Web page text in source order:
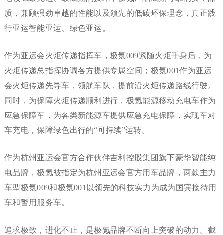
质，兼顾强劲卓越的性能以及领先的低碳环保理念，真正践
行亚运智能亚运、绿色亚运。
作为亚运会火炬传递指挥车，极氪009紧随火炬手身后，为
火炬传递总指挥协调各方提供专属空间；极氪001作为亚运
会火炬传递先导车，领航车队，提前沿火炬传递路线行驶。
同时，为保障火炬传递顺利进行，极氪能源移动充电车作为
应急保障车，为各类新能源车提供应急充电保障，实现车对
车充电，保障绿色出行的“可持续”运转。
作为杭州亚运会官方合作伙伴吉利控股集团旗下豪华智能纯
电品牌，极氪被指定为杭州亚运会官方用车品牌，两款主力
车型极氪009和极氪001以领先的科技实力为成为国宾接待用
车和警用服务车。
追求极致，进化不止，是极氪品牌不断向上突破的动力。截